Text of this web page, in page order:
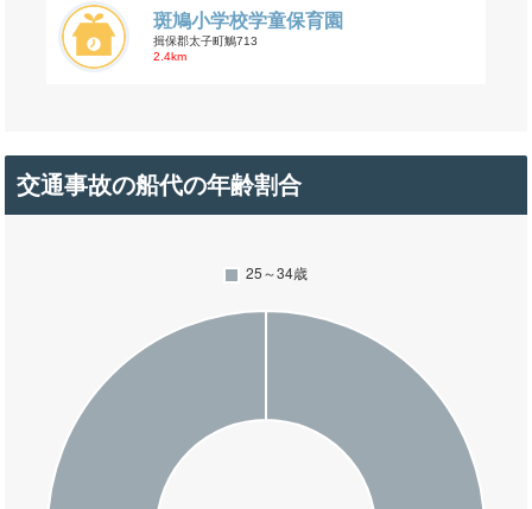
斑鳩小学校学童保育園
揖保郡太子町鵤713
2.4km
交通事故の船代の年齢割合